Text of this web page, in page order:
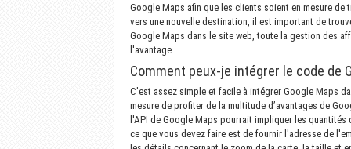
Google Maps afin que les clients soient en mesure
vers une nouvelle destination, il est important de
Google Maps dans le site web, toute la gestion des
l'avantage.
Comment peux-je intégrer le code de
C'est assez simple et facile à intégrer Google Maps
mesure de profiter de la multitude d’avantages de
l'API de Google Maps pourrait impliquer les
ce que vous devez faire est de fournir l'adresse de